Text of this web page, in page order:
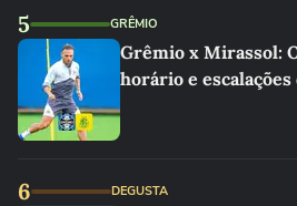
5 GRÊMIO
Grêmio x Mirassol:
horário e
6 DEGUSTA